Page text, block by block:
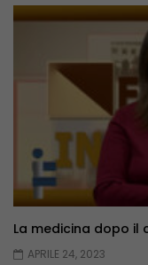
La medicina dopo il
APRILE 24, 2023